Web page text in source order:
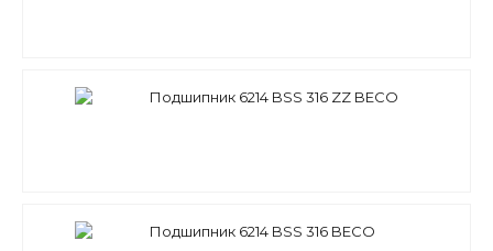
Подшипник 6214 BSS 316 ZZ BECO
Подшипник 6214 BSS 316 BECO